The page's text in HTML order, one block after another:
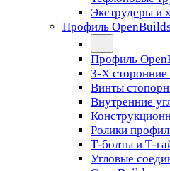
Экструдеры и
Профиль OpenBuilds
Профиль
3-Х сторонние
Винты
Внутренние
Ролики
Т-болты и Т-
Угловые